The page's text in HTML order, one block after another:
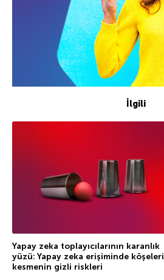
İlgili
Yapay zeka toplayıcılarının karanlık
yüzü: Yapay zeka erişiminde köşeleri
kesmenin gizli riskleri